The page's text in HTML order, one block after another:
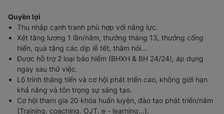
Quyền lợi
Thu nhập cạnh tranh phù hợp với năng lực.
Xét tăng lương 1 lần/năm, thưởng tháng 13, thưởng cống
hiến, quà tặng các dịp lễ tết, thăm hỏi...
Được hỗ trợ 2 loại bảo hiểm (BHXH & BH 24/24), áp dụng
ngay sau thử việc.
Lộ trình thăng tiến và cơ hội phát triển cao, không giới hạn
khả năng và tôn trọng sự sáng tạo.
Cơ hội tham gia 20 khóa huấn luyện, đào tạo phát triển/năm
(Training, coaching, OJT, e - learning…).